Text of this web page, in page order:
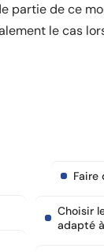
partie de ce
le cas
Faire
Choisir
adapté